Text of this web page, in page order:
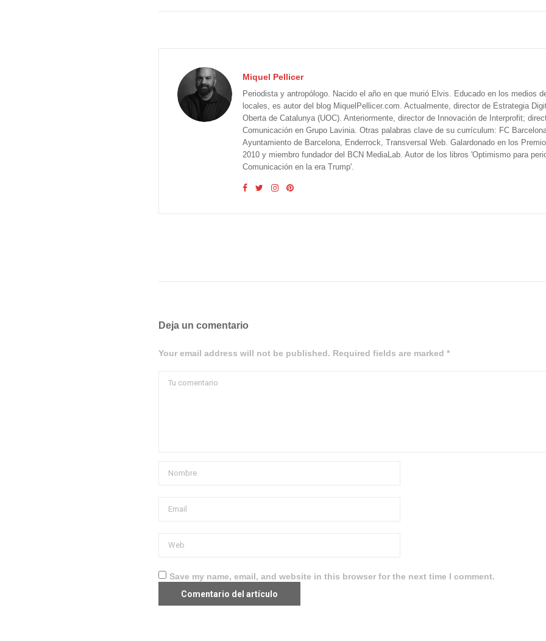
Miquel Pellicer
Periodista y antropólogo. Nacido el año en que murió Elvis. Educado en los medios
locales, es autor del blog MiquelPellicer.com. Actualmente, director de Estrategia
Oberta de Catalunya (UOC). Anteriormente, director de Innovación de Interprofit;
Comunicación en Grupo Lavinia. Otras palabras clave de su currículum: FC
Ayuntamiento de Barcelona, Enderrock, Transversal Web. Galardonado en los
2010 y miembro fundador del BCN MediaLab. Autor de los libros 'Optimismo para
Comunicación en la era Trump'.
Deja un comentario
Your email address will not be published. Required fields are marked *
Save my name, email, and website in this browser for the next time I comment.